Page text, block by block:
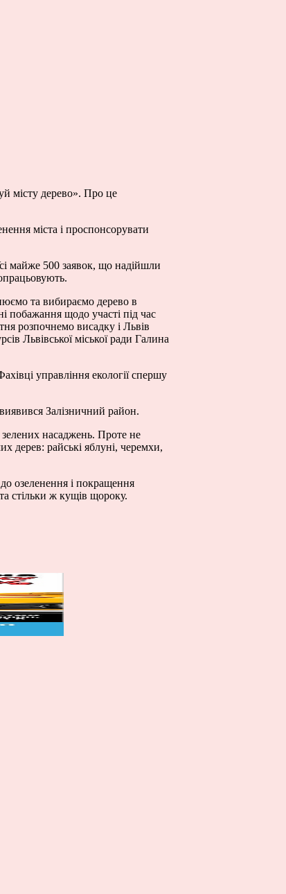
місту дерево». Про це
міста і проспонсорувати
майже 500 заявок, що надійшли
та вибираємо дерево в
побажання щодо участі під час
розпочнемо висадку і Львів
Львівської міської ради Галина
управління екології спершу
Залізничний район.
зелених насаджень. Проте не
дерев: райські яблуні, черемхи,
озеленення і покращення
стільки ж кущів щороку.